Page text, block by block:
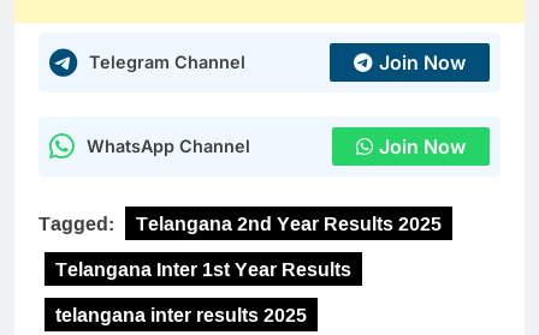
Telegram Channel Join Now
WhatsApp Channel Join Now
Tagged:
Telangana 2nd Year Results 2025
Telangana Inter 1st Year Results
telangana inter results 2025